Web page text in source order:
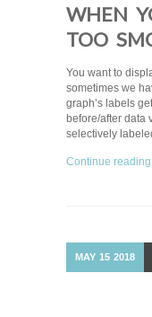
WHEN
TOO
You want to
sometimes we
graph’s labels
before/after data
selectively
Continue
MAY 15 2018